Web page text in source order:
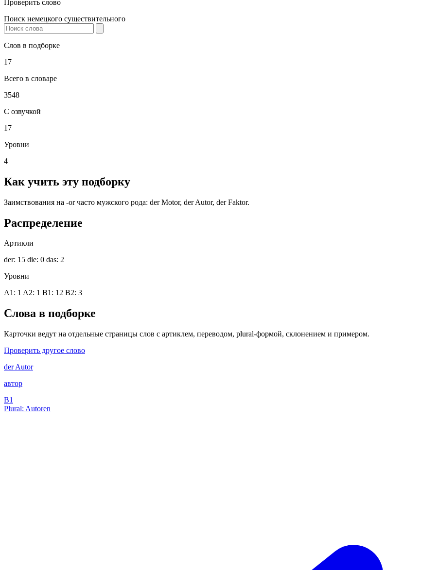
Проверить слово
Поиск немецкого существительного
Слов в подборке
17
Всего в словаре
3548
С озвучкой
17
Уровни
4
Как учить эту подборку
Заимствования на -or часто мужского рода: der Motor, der Autor, der Faktor.
Распределение
Артикли
der: 15 die: 0 das: 2
Уровни
A1: 1 A2: 1 B1: 12 B2: 3
Слова в подборке
Карточки ведут на отдельные страницы слов с артиклем, переводом, plural-формой, склонением и примером.
Проверить другое слово
derAutor
автор
B1
Plural: Autoren